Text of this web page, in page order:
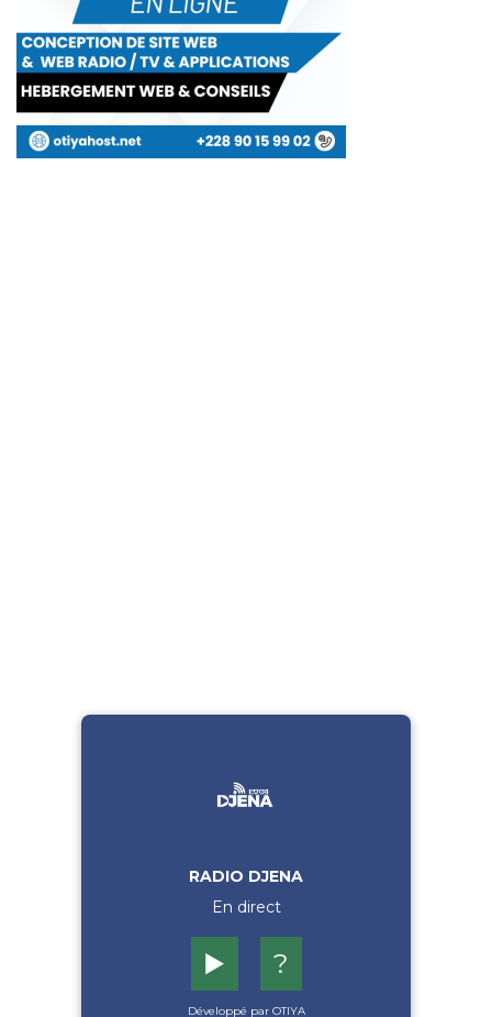
RADIO DJENA
En direct
▶️ ?
Développé par OTIYA